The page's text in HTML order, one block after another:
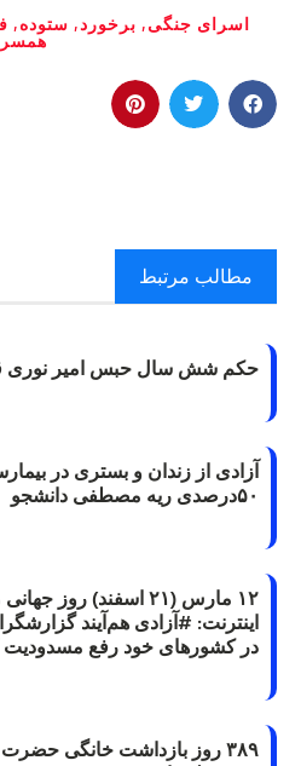
اسرای جنگی, برخورد, ستوده,
همسر
مطالب مرتبط
حکم شش سال حبس امیر
آزادی از زندان و بستری در
۵۰درصدی ریه مصطفی دانشجو
۱۲ مارس (۲۱ اسفند) روز
در کشورهای خود رفع مسدودیت
۳۸۹ روز بازداشت خانگی